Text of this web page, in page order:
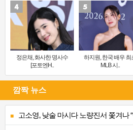
정은채, 화사한 명사수
[포토엔H..
하지원, 한국 배우 최초
MLB 시..
깜짝 뉴스
고소영, 낮술 마시다 노량진서 쫓겨나